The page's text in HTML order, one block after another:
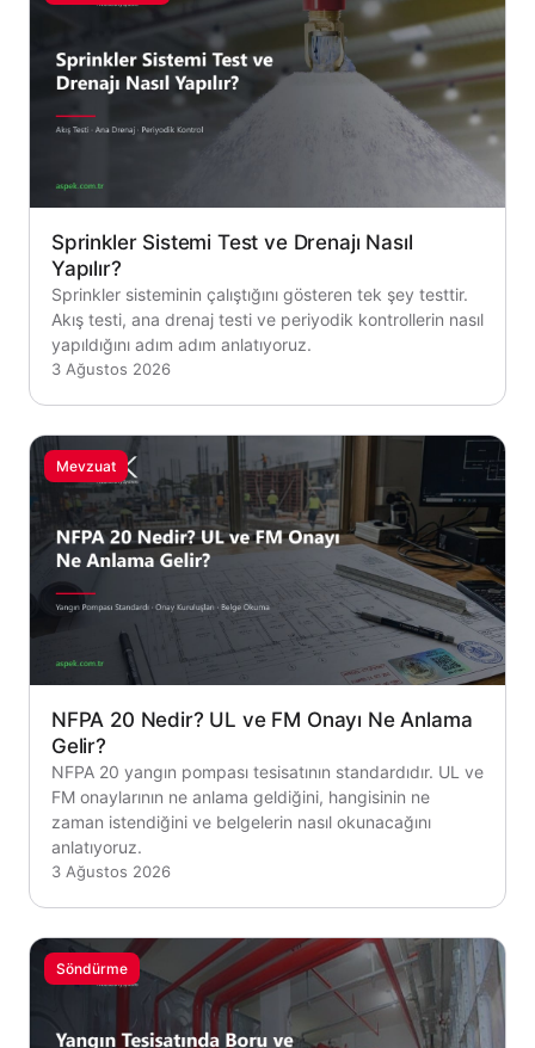
Sprinkler Sistemi Test ve Drenajı Nasıl
Yapılır?
Sprinkler sisteminin çalıştığını gösteren tek şey testtir.
Akış testi, ana drenaj testi ve periyodik kontrollerin nasıl
yapıldığını adım adım anlatıyoruz.
3 Ağustos 2026
Mevzuat
NFPA 20 Nedir? UL ve FM Onayı Ne Anlama
Gelir?
NFPA 20 yangın pompası tesisatının standardıdır. UL ve
FM onaylarının ne anlama geldiğini, hangisinin ne
zaman istendiğini ve belgelerin nasıl okunacağını
anlatıyoruz.
3 Ağustos 2026
Söndürme